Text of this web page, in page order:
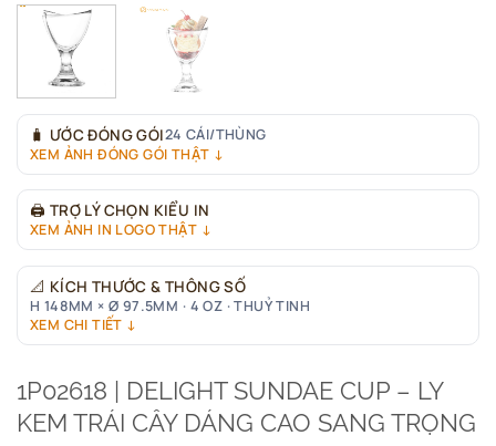
🧳 ƯỚC ĐÓNG GÓI24 CÁI/THÙNG
XEM ẢNH ĐÓNG GÓI THẬT ↓
🖨 TRỢ LÝ CHỌN KIỂU IN
XEM ẢNH IN LOGO THẬT ↓
📐 KÍCH THƯỚC & THÔNG SỐ
H 148MM × Ø 97.5MM · 4 OZ · THUỶ TINH
XEM CHI TIẾT ↓
1P02618 | DELIGHT SUNDAE CUP – LY
KEM TRÁI CÂY DÁNG CAO SANG TRỌNG